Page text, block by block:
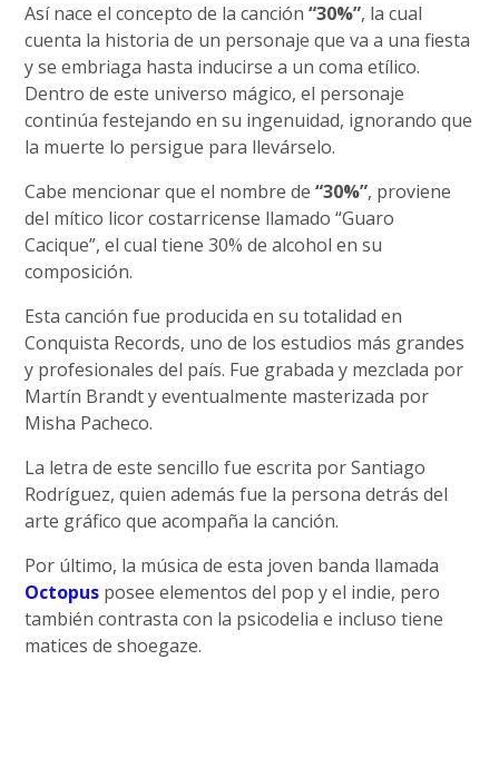
Así nace el concepto de la canción“30%”, la cual
cuenta la historia de un personaje que va a una fiesta
y se embriaga hasta inducirse a un coma etílico.
Dentro de este universo mágico, el personaje
continúa festejando en su ingenuidad, ignorando que
la muerte lo persigue para llevárselo.
Cabe mencionar que el nombre de“30%”, proviene
del mítico licor costarricense llamado “Guaro
Cacique”, el cual tiene 30% de alcohol en su
composición.
Esta canción fue producida en su totalidad en
Conquista Records, uno de los estudios más grandes
y profesionales del país. Fue grabada y mezclada por
Martín Brandt y eventualmente masterizada por
Misha Pacheco.
La letra de este sencillo fue escrita por Santiago
Rodríguez, quien además fue la persona detrás del
arte gráfico que acompaña la canción.
Por último, la música de esta joven banda llamada
Octopus posee elementos del pop y el indie, pero
también contrasta con la psicodelia e incluso tiene
matices de shoegaze.